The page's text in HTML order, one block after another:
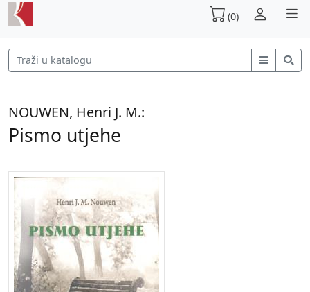
(0)
NOUWEN, Henri J. M.:
Pismo utjehe